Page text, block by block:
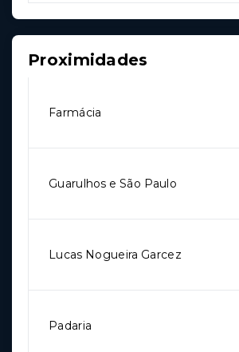
Proximidades
Farmácia
Guarulhos e São Paulo
Lucas Nogueira Garcez
Padaria